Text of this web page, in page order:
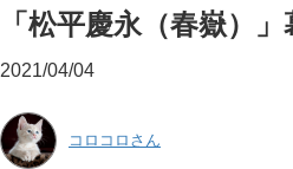
「松平慶永（春嶽）
2021/04/04
コロコロさん